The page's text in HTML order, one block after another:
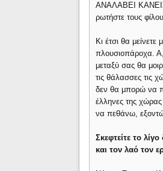
ΑΝΑΛΑΒΕΙ ΚΑΝΕΙΣ
ρωτήστε τους
Κι έτσι θα
πλουσιοπάροχα.
μεταξύ σας θα
τις θάλασσες τις
δεν θα μπορώ να
έλληνες της
να πεθάνω,
Σκεφτείτε το
και τον λαό τον